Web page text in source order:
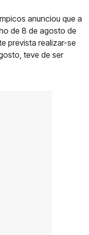
anunciou que a
de 8 de agosto de
prevista realizar-se
teve de ser